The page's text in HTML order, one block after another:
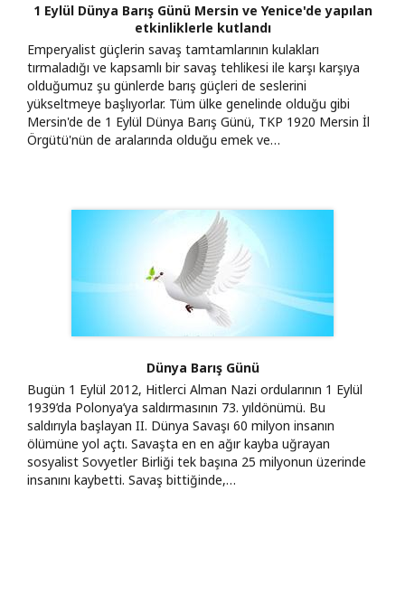
1 Eylül Dünya Barış Günü Mersin ve Yenice'de yapılan
etkinliklerle kutlandı
Emperyalist güçlerin savaş tamtamlarının kulakları
tırmaladığı ve kapsamlı bir savaş tehlikesi ile karşı karşıya
olduğumuz şu günlerde barış güçleri de seslerini
yükseltmeye başlıyorlar. Tüm ülke genelinde olduğu gibi
Mersin'de de 1 Eylül Dünya Barış Günü, TKP 1920 Mersin İl
Örgütü'nün de aralarında olduğu emek ve…
Dünya Barış Günü
Bugün 1 Eylül 2012, Hitlerci Alman Nazi ordularının 1 Eylül
1939’da Polonya’ya saldırmasının 73. yıldönümü. Bu
saldırıyla başlayan II. Dünya Savaşı 60 milyon insanın
ölümüne yol açtı. Savaşta en en ağır kayba uğrayan
sosyalist Sovyetler Birliği tek başına 25 milyonun üzerinde
insanını kaybetti. Savaş bittiğinde,…